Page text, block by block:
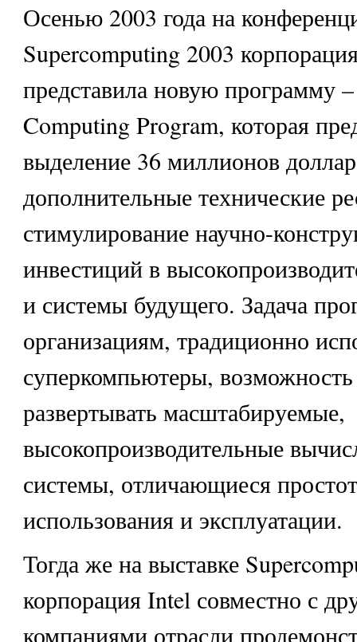
Осенью 2003 года на
Supercomputing 2003
представила новую программу
Computing Program, которая
выделение 36 миллионов
дополнительные технические
стимулирование научно-
инвестиций в
и системы будущего. Задача
организациям, традиционно
суперкомпьютеры,
развертывать масштабируемые,
высокопроизводительные
системы, отличающиеся
использования и эксплуатации.
Тогда же на выставке
корпорация Intel совместно с
компаниями отрасли